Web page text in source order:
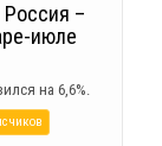
Россия –
июле
на 6,6%.